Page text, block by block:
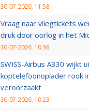
30-07-2026, 11:58
Vraag naar vliegtickets
druk door oorlog in het
30-07-2026, 10:36
SWISS-Airbus A330 wijkt
koptelefoonoplader rook
veroorzaakt
30-07-2026, 10:23